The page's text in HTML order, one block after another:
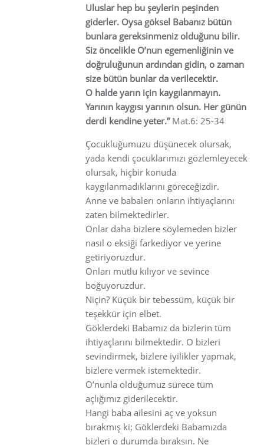
Uluslar hep bu şeylerin peşinden
giderler. Oysa göksel Babanız bütün
bunlara gereksinmeniz olduğunu bilir.
Siz öncelikle O’nun egemenliğinin ve
doğruluğunun ardından gidin, o zaman
size bütün bunlar da verilecektir.
O halde yarın için kaygılanmayın.
Yarının kaygısı yarının olsun. Her günün
derdi kendine yeter.” Mat.6: 25-34
Çocukluğumuzu düşünecek olursak,
yada kendi çocuklarımızı gözlemleyecek
olursak, hiçbir konuda
kaygılanmadıklarını göreceğizdir.
Anne ve babalerı onların ihtiyaçlarını
zaten bilmektedirler.
Onlar daha bizlere söylemeden bizler
nasıl o eksiği farkediyor ve yerine
getiriyoruzdur.
Onları mutlu kılıyor ve sevince
boğuyoruzdur.
Niçin? Küçük bir tebessüm, küçük bir
teşekkür için elbet.
Göklerdeki Babamız da bizlerin tüm
ihtiyaçlarını bilmektedir. O bizleri
sevindirmek, bizlere iyilikler yapmak,
bizlere vermek istemektedir.
O’nunla olduğumuz sürece tüm
açlığımız giderilecektir.
Hangi baba ailesini aç ve yoksun
bırakmış ki; Göklerdeki Babamızda
bizleri o durumda bıraksın. Ne